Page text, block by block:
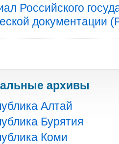
Российского
документации
архивы
Алтай
Бурятия
Коми